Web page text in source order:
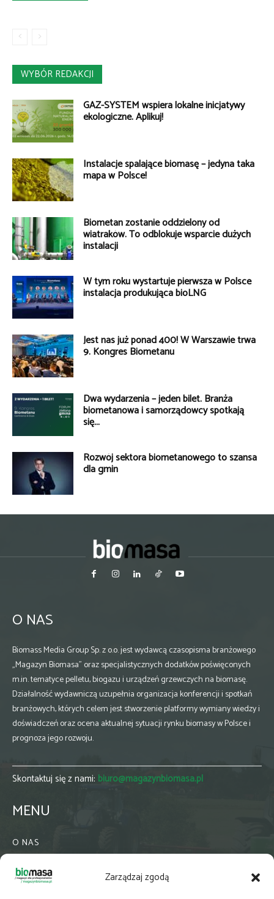
Zarządzaj zgodą
WYBÓR REDAKCJI
GAZ-SYSTEM wspiera lokalne inicjatywy
ekologiczne. Aplikuj!
Instalacje spalające biomasę – jedyna taka
mapa w Polsce!
Biometan zostanie oddzielony od
wiatraków. To odblokuje wsparcie dużych
instalacji
W tym roku wystartuje pierwsza w Polsce
instalacja produkująca bioLNG
Jest nas już ponad 400! W Warszawie trwa
9. Kongres Biometanu
Dwa wydarzenia – jeden bilet. Branża
biometanowa i samorządowcy spotkają
się...
Rozwój sektora biometanowego to szansa
dla gmin
O NAS
Biomass Media Group Sp. z o.o. jest wydawcą czasopisma branżowego
„Magazyn Biomasa” oraz specjalistycznych dodatków poświęconych
m.in. tematyce pelletu, biogazu i urządzeń grzewczych na biomasę.
Działalność wydawniczą uzupełnia organizacja konferencji i spotkań
branżowych, których celem jest stworzenie platformy wymiany wiedzy i
doświadczeń oraz ocena aktualnej sytuacji rynku biomasy w Polsce i
prognoza jego rozwoju.
Skontaktuj się z nami: biuro@magazynbiomasa.pl
MENU
O NAS
WSPÓŁPRACA